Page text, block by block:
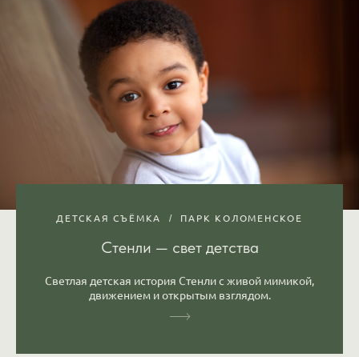
ДЕТСКАЯ СЪЁМКА ПАРК КОЛОМЕНСКОЕ
Стенли — свет детства
Светлая детская история Стенли с живой мимикой,
движением и открытым взглядом.